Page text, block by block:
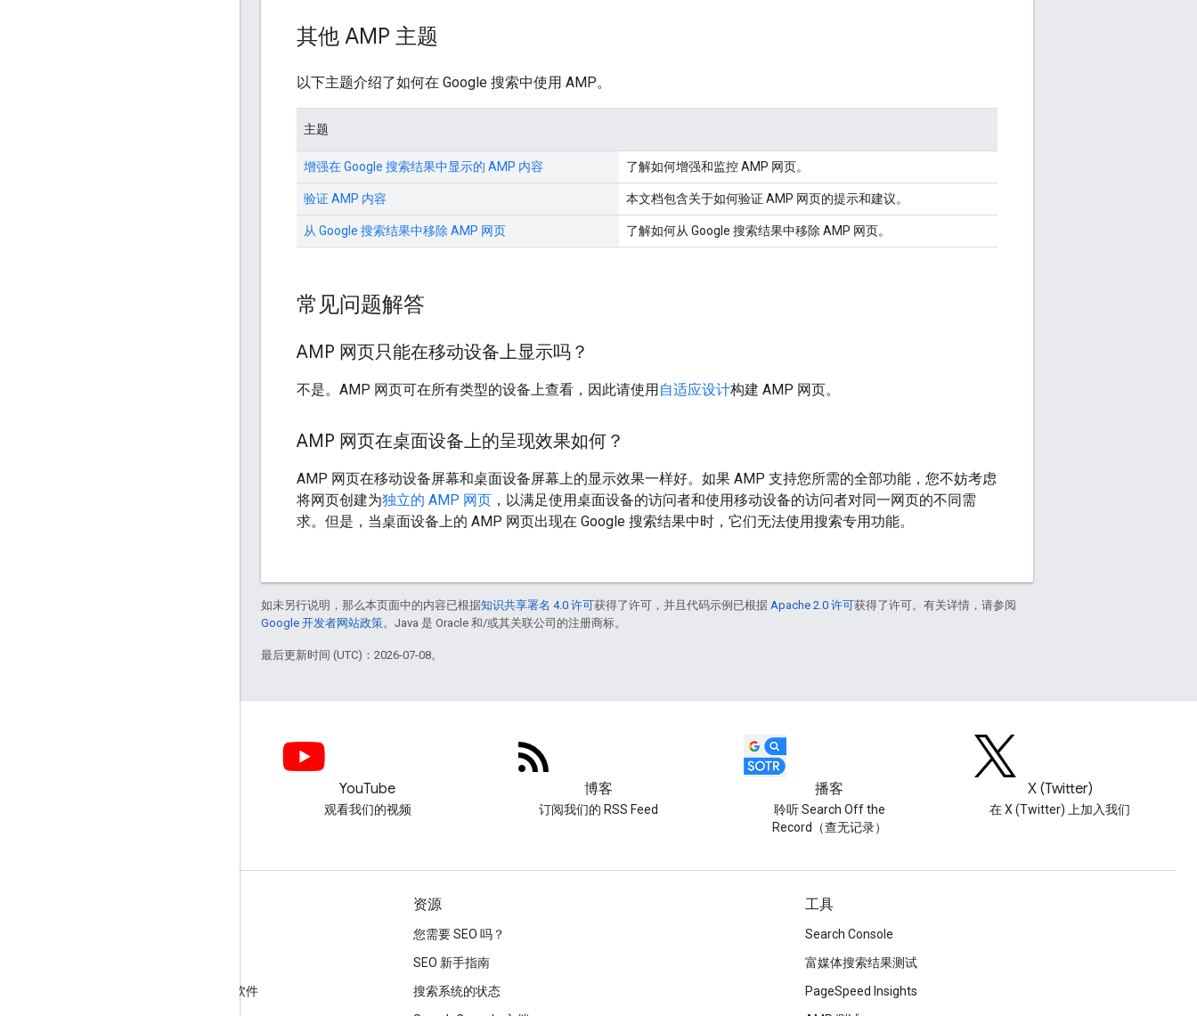
其他 AMP 主题
以下主题介绍了如何在 Google 搜索中使用 AMP。
主题
增强在 Google 搜索结果中显示的 AMP 内容 了解如何增强和监控 AMP 网页。
验证 AMP 内容 本文档包含关于如何验证 AMP 网页的提示和建议。
从 Google 搜索结果中移除 AMP 网页 了解如何从 Google 搜索结果中移除 AMP 网页。
常见问题解答
AMP 网页只能在移动设备上显示吗？
不是。AMP 网页可在所有类型的设备上查看，因此请使用自适应设计构建 AMP 网页。
AMP 网页在桌面设备上的呈现效果如何？
AMP 网页在移动设备屏幕和桌面设备屏幕上的显示效果一样好。如果 AMP 支持您所需的全部功能，您不妨考虑
将网页创建为独立的 AMP 网页 ，以满足使用桌面设备的访问者和使用移动设备的访问者对同一网页的不同需
求。但是，当桌面设备上的 AMP 网页出现在 Google 搜索结果中时，它们无法使用搜索专用功能。
如未另行说明，那么本页面中的内容已根据知识共享署名 4.0 许可获得了许可，并且代码示例已根据 Apache 2.0 许可获得了许可。有关详情，请参阅
Google 开发者网站政策。Java 是 Oracle 和/或其关联公司的注册商标。
最后更新时间 (UTC)：2026-07-08。
YouTube
观看我们的视频
博客
订阅我们的 RSS Feed
播客
聆听 Search Off the
Record（查无记录）
X (Twitter)
在 X (Twitter) 上加入我们
举报垃圾内容、钓鱼式攻击内容或恶意软件
资源
您需要 SEO 吗？
SEO 新手指南
搜索系统的状态
工具
Search Console
富媒体搜索结果测试
PageSpeed Insights